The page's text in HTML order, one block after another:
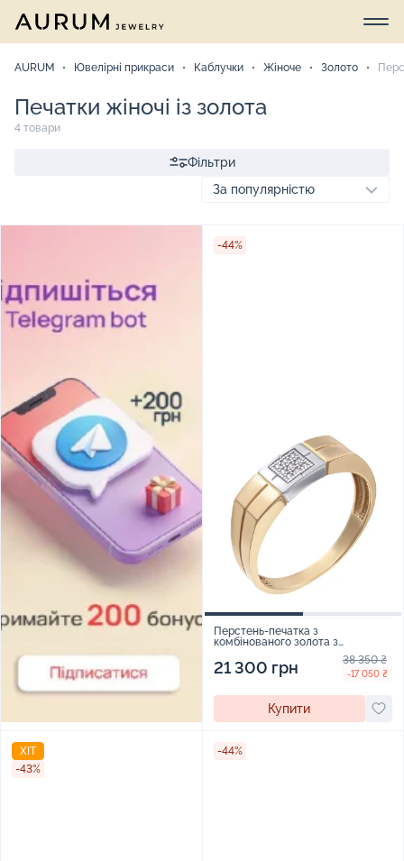
AURUM Ювелірні прикраси Каблучки Жіноче Золото
Печатки жіночі із золота
4 товари
Фільтри
-44%
Перстень-печатка з
комбінованого золота з
21 300 грн 38 350 ₴
-17 050 ₴
Купити
ХІТ
-43%
-44%